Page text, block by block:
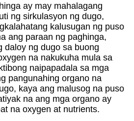
ay may mahalagang
ng sirkulasyon ng dugo,
kalusugan ng puso
ang paraan ng paghinga,
daloy ng dugo sa buong
na nakukuha mula sa
naipapadala sa mga
pangunahing organo na
kaya ang malusog na puso
na ang mga organo ay
na oxygen at nutrients.